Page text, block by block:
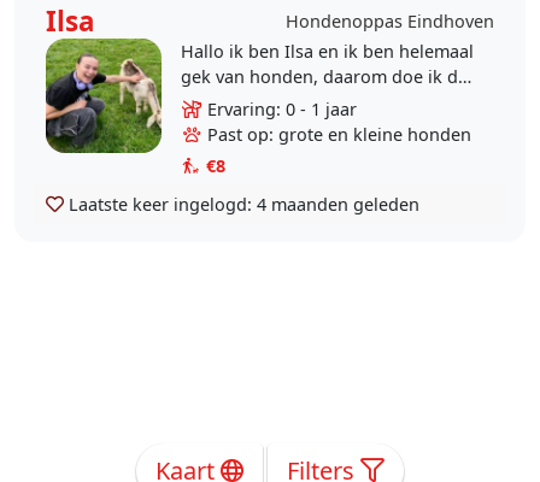
Ilsa
Hondenoppas Eindhoven
Hallo ik ben Ilsa en ik ben helemaal
gek van honden, daarom doe ik de
opleiding werkhondenprofesional
in Nijmegen. Helaas is het
momenteel niet..
Ervaring: 0 - 1 jaar
Past op: grote en kleine honden
€8
Laatste keer ingelogd: 4 maanden geleden
Kaart Filters